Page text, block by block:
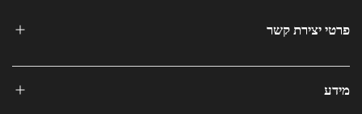
פרטי יצירת קשר
מידע